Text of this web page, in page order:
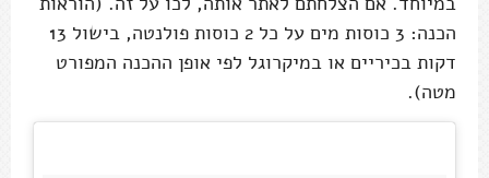
הכנה: 3 כוסות מים על כל 2 כוסות פולנטה, בישול 13
דקות בכיריים או במיקרוגל לפי אופן ההכנה המפורט
מטה).